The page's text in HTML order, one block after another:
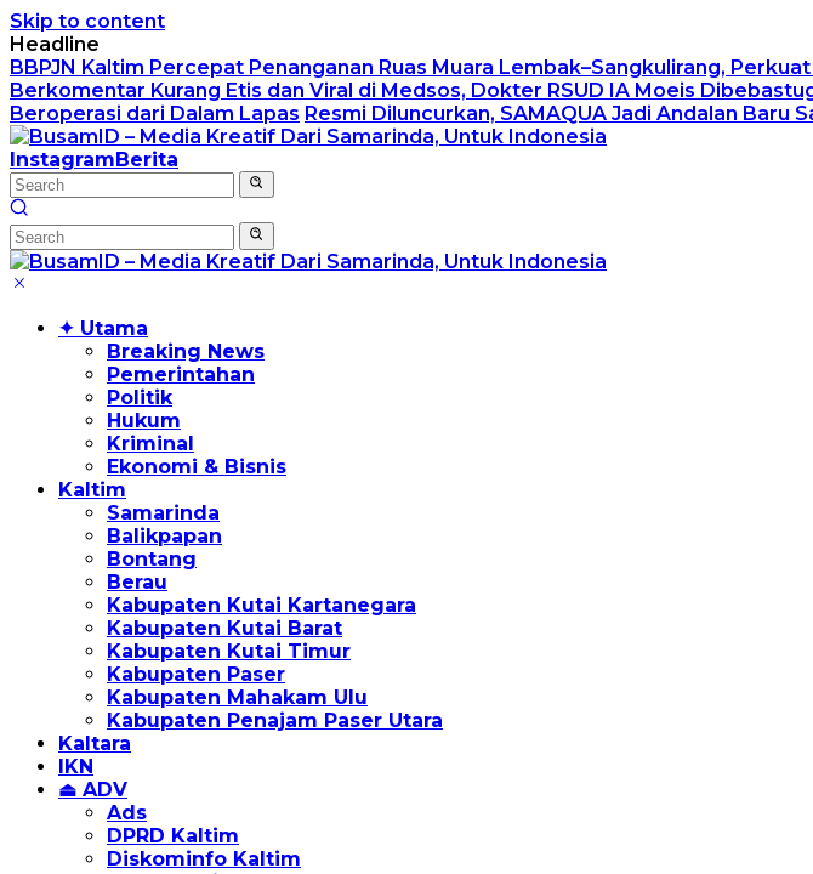
Skip to content
Headline
BBPJN Kaltim Percepat Penanganan Ruas Muara Lembak–Sangkulirang,
Berkomentar Kurang Etis dan Viral di Medsos, Dokter RSUD IA Moeis
Beroperasi dari Dalam Lapas Resmi Diluncurkan, SAMAQUA Jadi Andalan Baru
InstagramBerita
✦ Utama
Breaking News
Pemerintahan
Politik
Hukum
Kriminal
Ekonomi & Bisnis
Kaltim
Samarinda
Balikpapan
Bontang
Berau
Kabupaten Kutai Kartanegara
Kabupaten Kutai Barat
Kabupaten Kutai Timur
Kabupaten Paser
Kabupaten Mahakam Ulu
Kabupaten Penajam Paser Utara
Kaltara
IKN
⏏ ADV
Ads
DPRD Kaltim
Diskominfo Kaltim